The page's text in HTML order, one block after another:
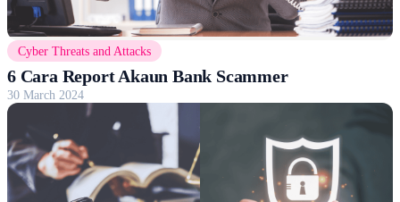
Cyber Threats and Attacks
6 Cara Report Akaun Bank Scammer
30 March 2024